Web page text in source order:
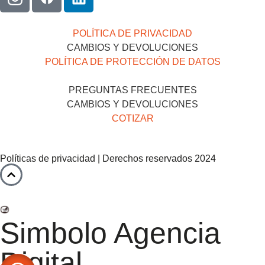
POLÍTICA DE PRIVACIDAD
CAMBIOS Y DEVOLUCIONES
POLÍTICA DE PROTECCIÓN DE DATOS
PREGUNTAS FRECUENTES
CAMBIOS Y DEVOLUCIONES
COTIZAR
Políticas de privacidad | Derechos reservados 2024
Simbolo Agencia